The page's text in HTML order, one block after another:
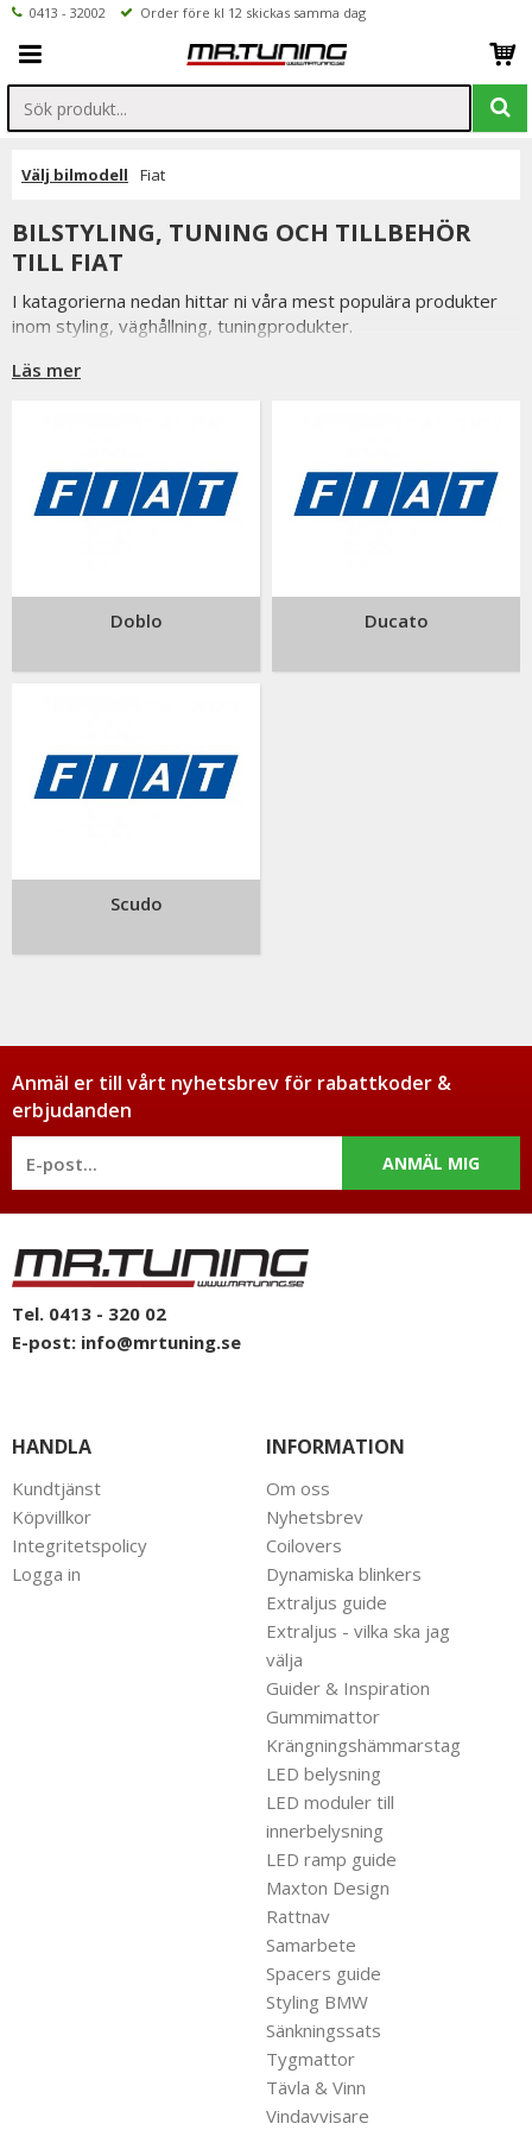
0413 - 32002 Order före kl 12 skickas samma dag
Välj bilmodell Fiat
BILSTYLING, TUNING OCH TILLBEHÖR
TILL FIAT
I katagorierna nedan hittar ni våra mest populära produkter
inom styling, väghållning, tuningprodukter.
Är det något som du funderar över eller inte hittar i vårt
Läs mer
Doblo Ducato
Scudo
Anmäl er till vårt nyhetsbrev för rabattkoder &
erbjudanden
ANMÄL MIG
Tel. 0413 - 320 02
E-post: info@mrtuning.se
HANDLA
Kundtjänst
Köpvillkor
Integritetspolicy
Logga in
INFORMATION
Om oss
Nyhetsbrev
Coilovers
Dynamiska blinkers
Extraljus guide
Extraljus - vilka ska jag
välja
Guider & Inspiration
Gummimattor
Krängningshämmarstag
LED belysning
LED moduler till
innerbelysning
LED ramp guide
Maxton Design
Rattnav
Samarbete
Spacers guide
Styling BMW
Sänkningssats
Tygmattor
Tävla & Vinn
Vindavvisare